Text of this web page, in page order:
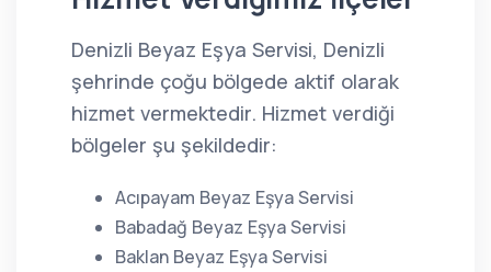
Denizli Beyaz Eşya Servisi, Denizli
şehrinde çoğu bölgede aktif olarak
hizmet vermektedir. Hizmet verdiği
bölgeler şu şekildedir:
Acıpayam Beyaz Eşya Servisi
Babadağ Beyaz Eşya Servisi
Baklan Beyaz Eşya Servisi